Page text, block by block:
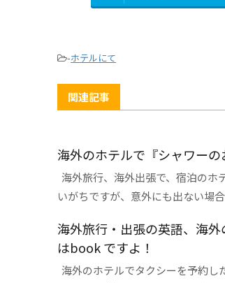
-ホテルにて
関連記事
海外のホテルで『シャワー
海外旅行、海外出張で、宿泊のホ
いがちですが、意外にも出ない場
海外旅行・出張の英語、海
はbook ですよ！
海外のホテルでタクシーを予約し